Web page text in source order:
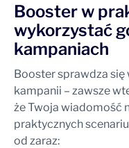
Booster w
wykorzystać
kampaniach
Booster sprawdza się
kampanii – zawsze
że Twoja wiadomość
praktycznych
od zaraz: